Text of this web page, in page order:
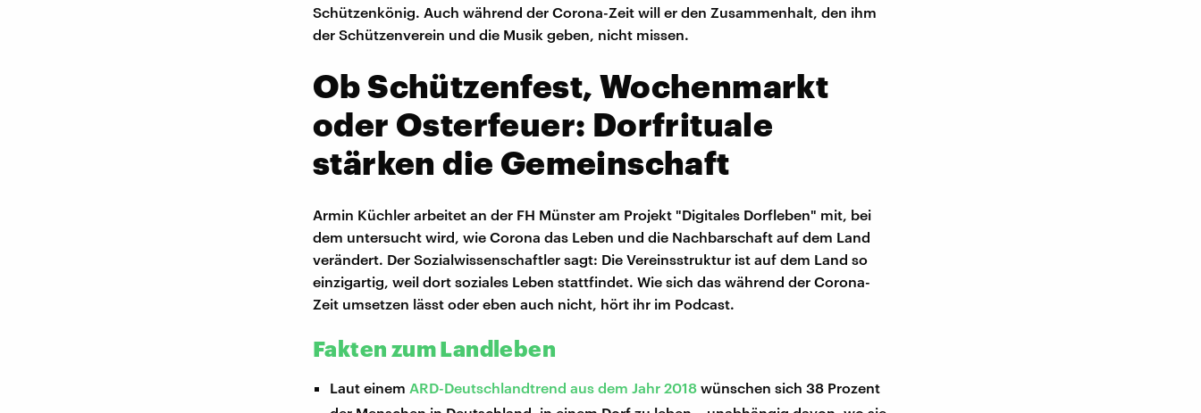
Schützenkönig. Auch während der Corona-Zeit will er den Zusammenhalt, den ihm
der Schützenverein und die Musik geben, nicht missen.
Ob Schützenfest, Wochenmarkt
oder Osterfeuer: Dorfrituale
stärken die Gemeinschaft
Armin Küchler arbeitet an der FH Münster am Projekt "Digitales Dorfleben" mit, bei
dem untersucht wird, wie Corona das Leben und die Nachbarschaft auf dem Land
verändert. Der Sozialwissenschaftler sagt: Die Vereinsstruktur ist auf dem Land so
einzigartig, weil dort soziales Leben stattfindet. Wie sich das während der Corona-
Zeit umsetzen lässt oder eben auch nicht, hört ihr im Podcast.
Fakten zum Landleben
Laut einem ARD-Deutschlandtrend aus dem Jahr 2018 wünschen sich 38 Prozent